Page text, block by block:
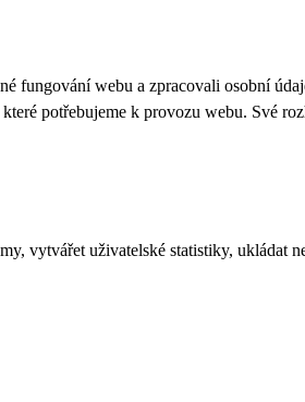
fungování webu a zpracovali osobní
potřebujeme k provozu webu. Své
vytvářet uživatelské statistiky, ukládat